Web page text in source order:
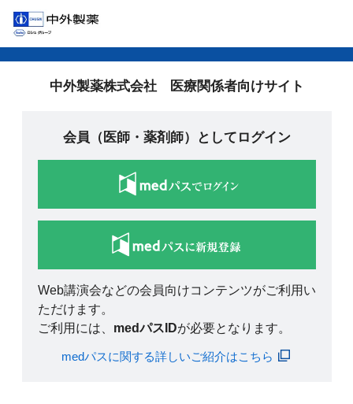
中外製薬株式会社 医療関係者向けサイト
会員（医師・薬剤師）としてログイン
Web講演会などの会員向けコンテンツがご利用い
ただけます。
ご利用には、 medパスIDが必要となります。
medパスに関する詳しいご紹介はこちら